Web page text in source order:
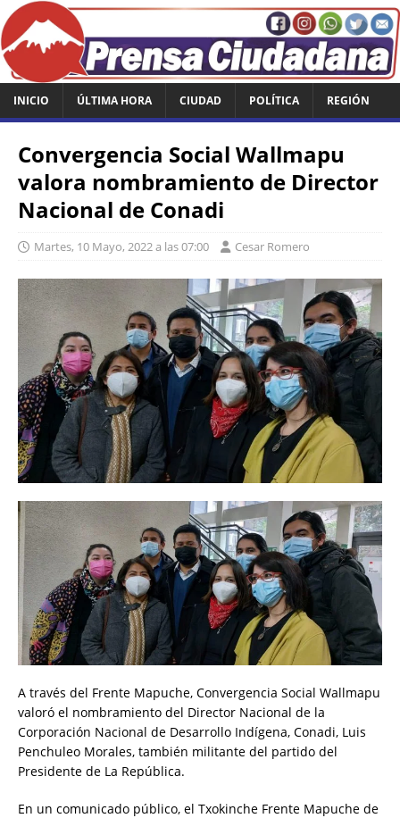
INICIO ÚLTIMA HORA CIUDAD POLÍTICA REGIÓN
Convergencia Social Wallmapu
valora nombramiento de Director
Nacional de Conadi
Martes, 10 Mayo, 2022 a las 07:00 Cesar Romero
A través del Frente Mapuche, Convergencia Social Wallmapu
valoró el nombramiento del Director Nacional de la
Corporación Nacional de Desarrollo Indígena, Conadi, Luis
Penchuleo Morales, también militante del partido del
Presidente de La República.
En un comunicado público, el Txokinche Frente Mapuche de